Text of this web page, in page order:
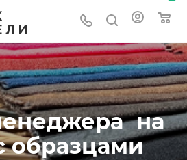
на
образцами